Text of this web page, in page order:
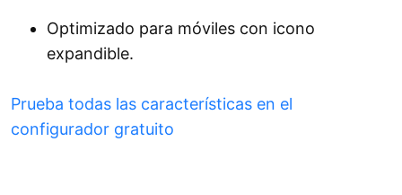
Optimizado para móviles con icono
expandible.
Prueba todas las características en el
configurador gratuito